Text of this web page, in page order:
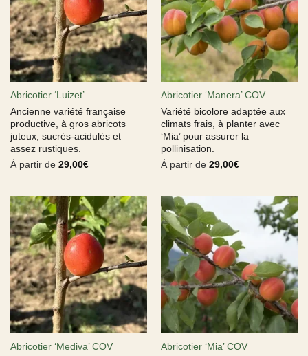
Abricotier ‘Luizet’
Ancienne variété française
productive, à gros abricots
juteux, sucrés-acidulés et
assez rustiques.
À partir de 29,00€
Abricotier ‘Manera’ COV
Variété bicolore adaptée aux
climats frais, à planter avec
‘Mia’ pour assurer la
pollinisation.
À partir de 29,00€
Abricotier ‘Mediva’ COV
Abricotier ‘Mia’ COV